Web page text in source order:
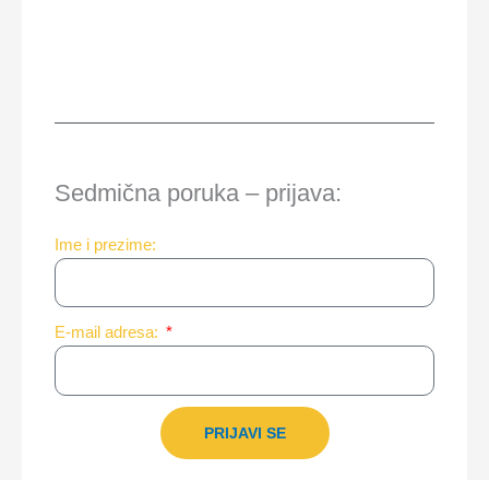
Sedmična poruka – prijava:
Ime i prezime:
E-mail adresa:
PRIJAVI SE